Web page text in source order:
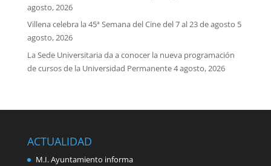
agosto, 2026
Villena celebra la 45ª Semana del Cine del 7 al 23 de agosto 5
agosto, 2026
La Sede Universitaria da a conocer la nueva programación
de cursos de la Universidad Permanente4 agosto, 2026
ACTUALIDAD
M.I. Ayuntamiento informa